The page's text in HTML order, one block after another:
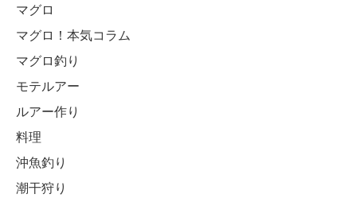
マグロ
マグロ！本気コラム
マグロ釣り
モテルアー
ルアー作り
料理
沖魚釣り
潮干狩り